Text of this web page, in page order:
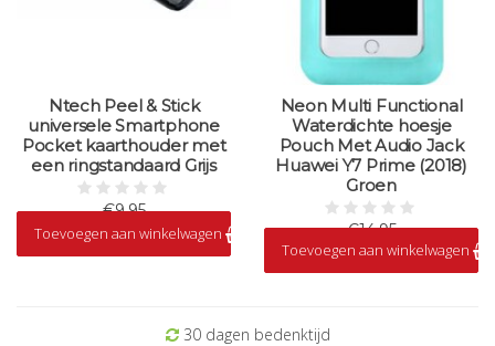
Ntech Peel & Stick
universele Smartphone
Pocket kaarthouder met
een ringstandaard Grijs
€9,95
Op voorraad
Toevoegen aan winkelwagen
Neon Multi Functional
Waterdichte hoesje
Pouch Met Audio Jack
Huawei Y7 Prime (2018)
Groen
€14,95
Op voorraad
Toevoegen aan winkelwagen
30 dagen bedenktijd